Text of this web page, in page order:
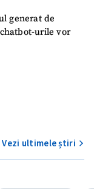
generat de
urile vor
Vezi ultimele știri